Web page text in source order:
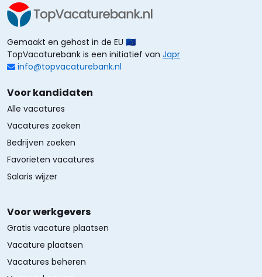
Gemaakt en gehost in de EU 🇪🇺
TopVacaturebank is een initiatief van Japr
info@topvacaturebank.nl
Voor kandidaten
Alle vacatures
Vacatures zoeken
Bedrijven zoeken
Favorieten vacatures
Salaris wijzer
Voor werkgevers
Gratis vacature plaatsen
Vacature plaatsen
Vacatures beheren